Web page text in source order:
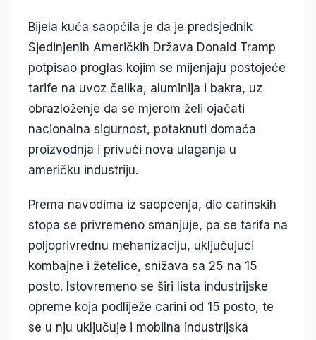
Bijela kuća saopćila je da je predsjednik
Sjedinjenih Američkih Država Donald Tramp
potpisao proglas kojim se mijenjaju postojeće
tarife na uvoz čelika, aluminija i bakra, uz
obrazloženje da se mjerom želi ojačati
nacionalna sigurnost, potaknuti domaća
proizvodnja i privući nova ulaganja u
američku industriju.
Prema navodima iz saopćenja, dio carinskih
stopa se privremeno smanjuje, pa se tarifa na
poljoprivrednu mehanizaciju, uključujući
kombajne i žetelice, snižava sa 25 na 15
posto. Istovremeno se širi lista industrijske
opreme koja podliježe carini od 15 posto, te
se u nju uključuje i mobilna industrijska